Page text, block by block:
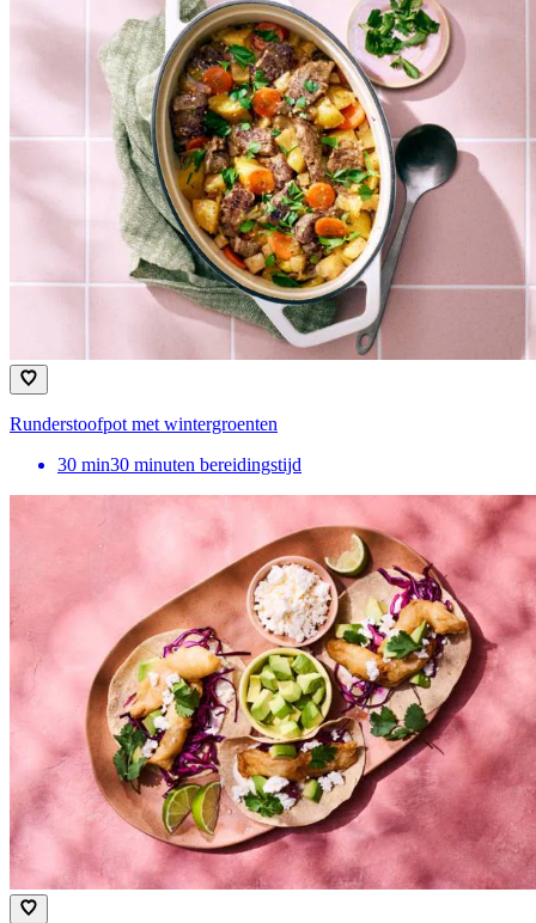
Runderstoofpot met wintergroenten
30 min30 minuten bereidingstijd